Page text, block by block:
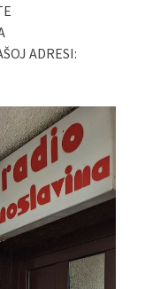
ADRESI: